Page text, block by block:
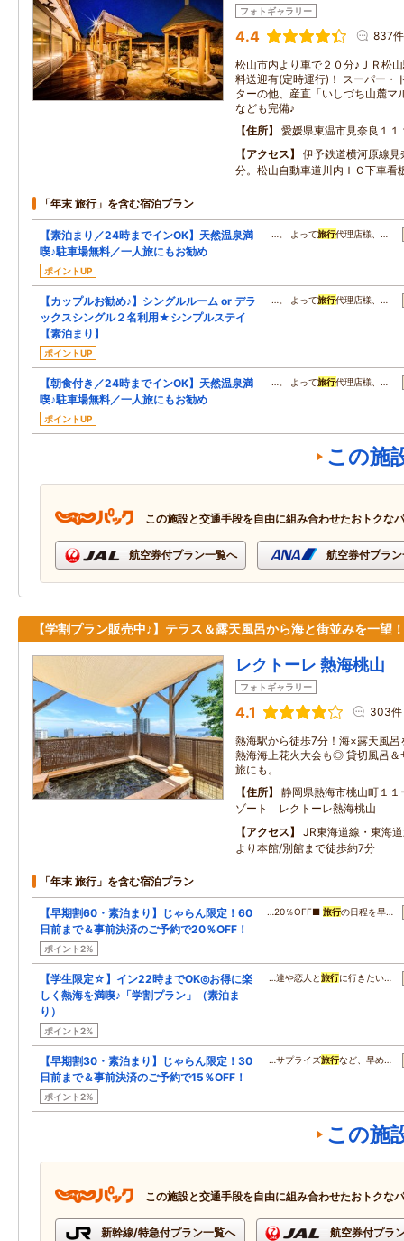
フォトギャラリー
4.4 837件
松山市内より車で２０分♪ＪＲ
料送迎有(定時運行)！ スーパー・
ターの他、産直「いしづち山麓マ
なども完備♪
住所
愛媛県東温市見奈良１１
アクセス
伊予鉄道横河原線
分。松山自動車道川内ＩＣ下車看
「年末 旅行」を含む宿泊プラン
【素泊まり／24時までインOK】天然温泉満
喫♪駐車場無料／一人旅にもお勧め
ポイントUP
…。 よって旅行代理店様、…
【カップルお勧め♪】シングルルーム or デラ
ックスシングル２名利用★シンプルステイ
【素泊まり】
ポイントUP
…。 よって旅行代理店様、…
【朝食付き／24時までインOK】天然温泉満
喫♪駐車場無料／一人旅にもお勧め
ポイントUP
…。 よって旅行代理店様、…
この施
この施設と交通手段を自由に組み合わせたおトクな
航空券付プラン一覧へ 航空券付プラ
【学割プラン販売中♪】テラス＆露天風呂から海と街並みを一望！
レクトーレ 熱海桃山
フォトギャラリー
4.1 303件
熱海駅から徒歩7分！海×露天風
熱海海上花火大会も◎ 貸切風呂＆
旅にも。
住所
静岡県熱海市桃山町１
ゾート レクトーレ熱海桃山
アクセス
JR東海道線・東海
より本館/別館まで徒歩約7分
「年末 旅行」を含む宿泊プラン
【早期割60・素泊まり】じゃらん限定！60
日前まで＆事前決済のご予約で20％OFF！
ポイント2%
…20％OFF■ 旅行の日程を早…
【学生限定☆】イン22時までOK◎お得に楽
しく熱海を満喫♪「学割プラン」（素泊ま
り）
ポイント2%
…達や恋人と旅行に行きたい…
【早期割30・素泊まり】じゃらん限定！30
日前まで＆事前決済のご予約で15％OFF！
ポイント2%
…サプライズ旅行など、早め…
この施
この施設と交通手段を自由に組み合わせたおトクな
新幹線/特急付プラン一覧へ 航空券付プラ